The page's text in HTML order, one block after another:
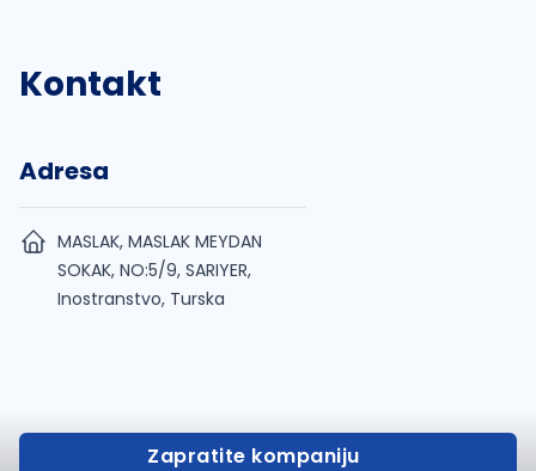
Kontakt
Adresa
MASLAK, MASLAK MEYDAN
SOKAK, NO:5/9, SARIYER,
Inostranstvo, Turska
Zapratite kompaniju